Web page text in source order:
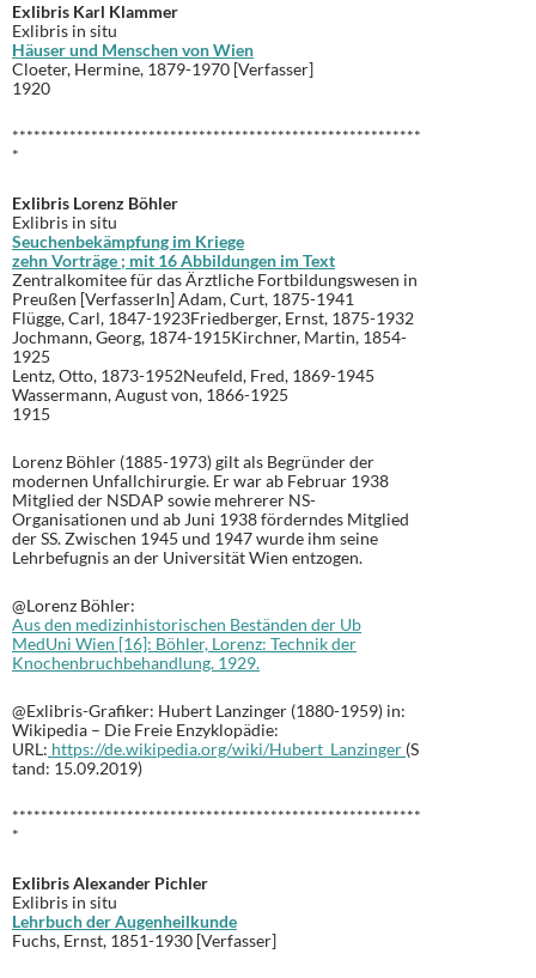
Exlibris Karl Klammer
Exlibris in situ
Häuser und Menschen von Wien
Cloeter, Hermine, 1879-1970 [Verfasser]
1920
*********************************************************
*
Exlibris Lorenz Böhler
Exlibris in situ
Seuchenbekämpfung im Kriege
zehn Vorträge ; mit 16 Abbildungen im Text
Zentralkomitee für das Ärztliche Fortbildungswesen in
Preußen [VerfasserIn] Adam, Curt, 1875-1941
Flügge, Carl, 1847-1923Friedberger, Ernst, 1875-1932
Jochmann, Georg, 1874-1915Kirchner, Martin, 1854-
1925
Lentz, Otto, 1873-1952Neufeld, Fred, 1869-1945
Wassermann, August von, 1866-1925
1915
Lorenz Böhler (1885-1973) gilt als Begründer der
modernen Unfallchirurgie. Er war ab Februar 1938
Mitglied der NSDAP sowie mehrerer NS-
Organisationen und ab Juni 1938 förderndes Mitglied
der SS. Zwischen 1945 und 1947 wurde ihm seine
Lehrbefugnis an der Universität Wien entzogen.
@Lorenz Böhler:
Aus den medizinhistorischen Beständen der Ub
MedUni Wien [16]: Böhler, Lorenz: Technik der
Knochenbruchbehandlung. 1929.
@Exlibris-Grafiker: Hubert Lanzinger (1880-1959) in:
Wikipedia – Die Freie Enzyklopädie:
URL: https://de.wikipedia.org/wiki/Hubert_Lanzinger (S
tand: 15.09.2019)
*********************************************************
*
Exlibris Alexander Pichler
Exlibris in situ
Lehrbuch der Augenheilkunde
Fuchs, Ernst, 1851-1930 [Verfasser]